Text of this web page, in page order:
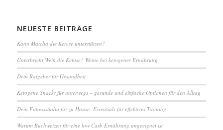
NEUESTE BEITRÄGE
Kann Matcha die Ketose unterstützen?
Unterbricht Wein die Ketose? Weine bei ketogener Ernährung
Dein Ratgeber für Gesundheit
Ketogene Snacks für unterwegs – gesunde und einfache Optionen für den Alltag
Dein Fitnessstudio für zu Hause: Essentials für effektives Training
Warum Buchweizen für eine low Carb Ernährung ungeeignet ist